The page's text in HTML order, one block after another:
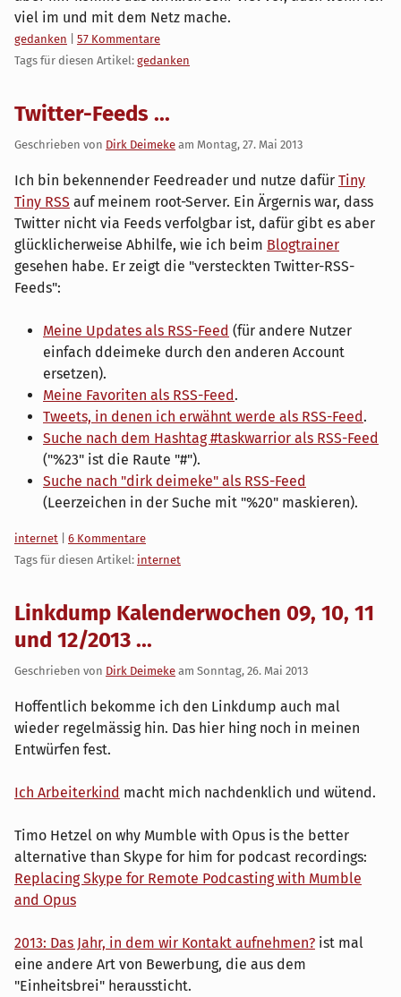
viel im und mit dem Netz mache.
Kategorien:
gedanken
57 Kommentare
Tags für diesen Artikel: gedanken
Twitter-Feeds ...
Geschrieben von Dirk Deimeke am Montag, 27. Mai 2013
Ich bin bekennender Feedreader und nutze dafür Tiny
Tiny RSS auf meinem root-Server. Ein Ärgernis war, dass
Twitter nicht via Feeds verfolgbar ist, dafür gibt es aber
glücklicherweise Abhilfe, wie ich beim Blogtrainer
gesehen habe. Er zeigt die "versteckten Twitter-RSS-
Feeds":
Meine Updates als RSS-Feed (für andere Nutzer
einfach ddeimeke durch den anderen Account
ersetzen).
Meine Favoriten als RSS-Feed.
Tweets, in denen ich erwähnt werde als RSS-Feed.
Suche nach dem Hashtag #taskwarrior als RSS-Feed
("%23" ist die Raute "#").
Suche nach "dirk deimeke" als RSS-Feed
(Leerzeichen in der Suche mit "%20" maskieren).
Kategorien:
internet
6 Kommentare
Tags für diesen Artikel: internet
Linkdump Kalenderwochen 09, 10, 11
und 12/2013 ...
Geschrieben von Dirk Deimeke am Sonntag, 26. Mai 2013
Hoffentlich bekomme ich den Linkdump auch mal
wieder regelmässig hin. Das hier hing noch in meinen
Entwürfen fest.
Ich Arbeiterkind macht mich nachdenklich und wütend.
Timo Hetzel on why Mumble with Opus is the better
alternative than Skype for him for podcast recordings:
Replacing Skype for Remote Podcasting with Mumble
and Opus
2013: Das Jahr, in dem wir Kontakt aufnehmen? ist mal
eine andere Art von Bewerbung, die aus dem
"Einheitsbrei" heraussticht.